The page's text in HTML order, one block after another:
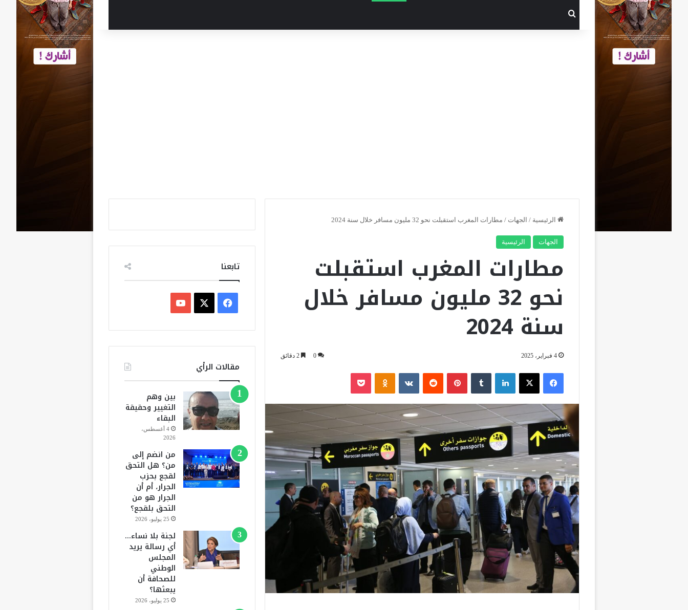
الرئيسية / الجهات / مطارات المغرب استقبلت نحو 32 مليون مسافر خلال سنة 2024
الجهات الرئيسية
مطارات المغرب استقبلت
نحو 32 مليون مسافر خلال
سنة 2024
4 فبراير، 2025 0 2 دقائق
فيسبوك ‫X لينكدإن بينتيريست
تابعنا
س
ب
ك
o
u
b
مقالات الرأي
بين وهم
التغيير وحقيقة
البقاء
4 أغسطس،
2026
من انضم إلى
من؟ هل التحق
لقجع بحزب
الجرار، أم أن
الجرار هو من
التحق بلقجع؟
25 يوليو، 2026
لجنة بلا نساء…
أي رسالة يريد
المجلس
الوطني
للصحافة أن
يبعثها؟
25 يوليو، 2026